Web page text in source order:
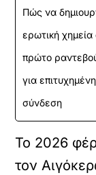
Πώς να
ερωτική
πρώτο
για
σύνδεση
Το 2026
τον